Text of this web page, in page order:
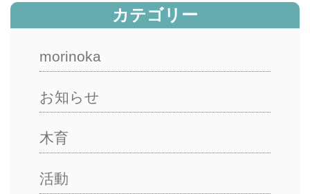
カテゴリー
morinoka
お知らせ
木育
活動